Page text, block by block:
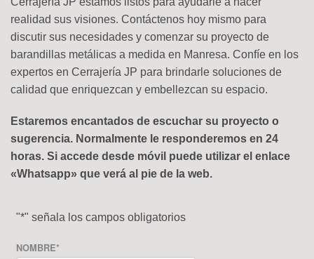
realidad sus visiones. Contáctenos hoy mismo para
discutir sus necesidades y comenzar su proyecto de
barandillas metálicas a medida en Manresa. Confíe en los
expertos en Cerrajería JP para brindarle soluciones de
calidad que enriquezcan y embellezcan su espacio.
Estaremos encantados de escuchar su proyecto o
sugerencia. Normalmente le responderemos en 24
horas. Si accede desde móvil puede utilizar el enlace
«Whatsapp» que verá al pie de la web.
"*" señala los campos obligatorios
NOMBRE*